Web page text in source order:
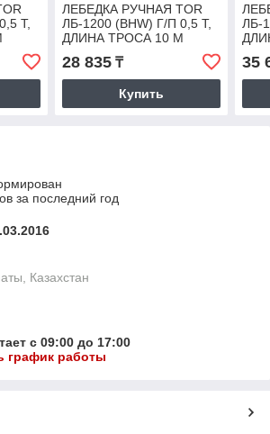
Т,
ЛЕБЕДКА РУЧНАЯ TOR
ЛБ-1200 (BHW) Г/П 0,5 Т,
ДЛИНА ТРОСА 10 М
28 835₸
Купить
ЛБ-
35
за последний год
Казахстан
с 09:00 до 17:00
график работы